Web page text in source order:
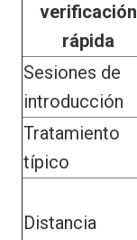
verificación
rápida
Sesiones de
introducción
Tratamiento
típico
Distancia